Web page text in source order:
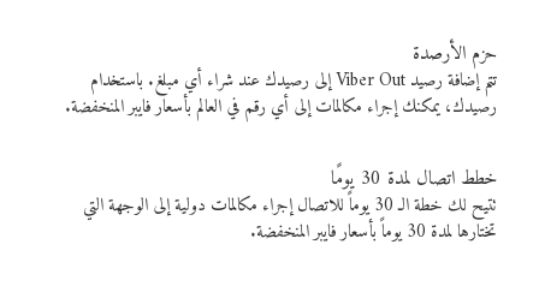
حزم الأرصدة
تتم إضافة رصيد Viber Out إلى رصيدك عند شراء أي مبلغ. باستخدام
رصيدك، يمكنك إجراء مكالمات إلى أي رقم في العالم بأسعار فايبر المنخفضة.
خطط اتصال لمدة 30 يومًا
تتيح لك خطة الـ 30 يوماً للاتصال إجراء مكالمات دولية إلى الوجهة التي
تختارها لمدة 30 يوماً بأسعار فايبر المنخفضة.